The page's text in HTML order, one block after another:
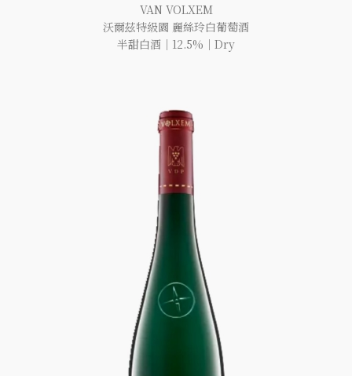
VAN VOLXEM
沃爾茲特級園 麗絲玲白葡萄酒
半甜白酒｜12.5%｜Dry